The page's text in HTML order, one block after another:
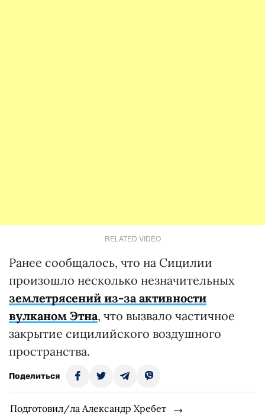
RELATED VIDEO
Ранее сообщалось, что на Сицилии
произошло несколько незначительных
землетрясений из-за активности
вулканом Этна, что вызвало частичное
закрытие сицилийского воздушного
пространства.
Поделиться
Подготовил/ла Александр Хребет